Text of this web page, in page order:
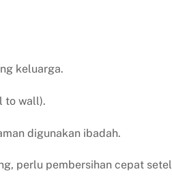
keluarga.
to wall).
digunakan ibadah.
perlu pembersihan cepat